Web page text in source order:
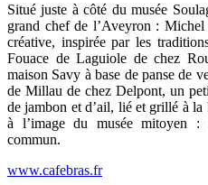
Situé juste à côté du musée
grand chef de l’Aveyron :
créative, inspirée par les
Fouace de Laguiole de chez
maison Savy à base de panse de
de Millau de chez Delpont, un
de jambon et d’ail, lié et grillé à
à l’image du musée mitoyen :
commun.
www.cafebras.fr